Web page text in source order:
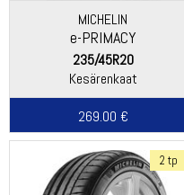
MICHELIN
e-PRIMACY
235/45R20
Kesärenkaat
269.00 €
2 tp